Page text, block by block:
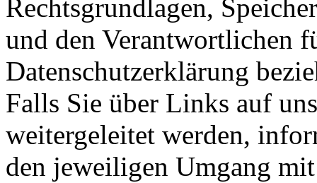
Rechtsgrundlagen,
und den Verantwortlichen
Datenschutzerklärung
Falls Sie über Links auf
weitergeleitet werden,
den jeweiligen Umgang